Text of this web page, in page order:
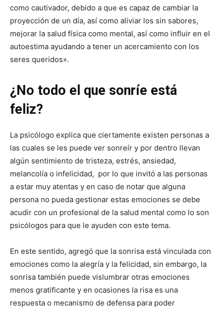
como cautivador, debido a que es capaz de cambiar la
proyección de un día, así como aliviar los sin sabores,
mejorar la salud física como mental, así como influir en el
autoestima ayudando a tener un acercamiento con los
seres queridos».
¿No todo el que sonríe está
feliz?
La psicólogo explica que ciertamente existen personas a
las cuales se les puede ver sonreír y por dentro llevan
algún sentimiento de tristeza, estrés, ansiedad,
melancolía o infelicidad, por lo que invitó a las personas
a estar muy atentas y en caso de notar que alguna
persona no pueda gestionar estas emociones se debe
acudir con un profesional de la salud mental como lo son
psicólogos para que le ayuden con este tema.
En este sentido, agregó que la sonrisa está vinculada con
emociones como la alegría y la felicidad, sin embargo, la
sonrisa también puede vislumbrar otras emociones
menos gratificante y en ocasiones la risa es una
respuesta o mecanismo de defensa para poder